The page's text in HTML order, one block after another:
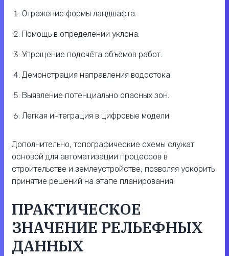
Отражение формы ландшафта.
Помощь в определении уклона.
Упрощение подсчёта объёмов работ.
Демонстрация направления водостока.
Выявление потенциально опасных зон.
Легкая интеграция в цифровые модели.
Дополнительно, топографические схемы служат
основой для автоматизации процессов в
строительстве и землеустройстве, позволяя ускорить
принятие решений на этапе планирования.
ПРАКТИЧЕСКОЕ
ЗНАЧЕНИЕ РЕЛЬЕФНЫХ
ДАННЫХ